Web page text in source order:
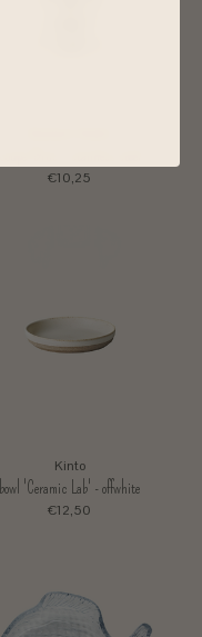
€10,25
Kinto
bowl 'Ceramic Lab' - offwhite
€12,50